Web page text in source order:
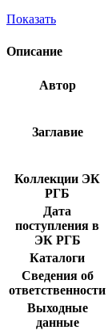
Показать
Описание
Автор
Заглавие
Коллекции ЭК
РГБ
Дата
поступления в
ЭК РГБ
Каталоги
Сведения об
ответственности
Выходные
данные